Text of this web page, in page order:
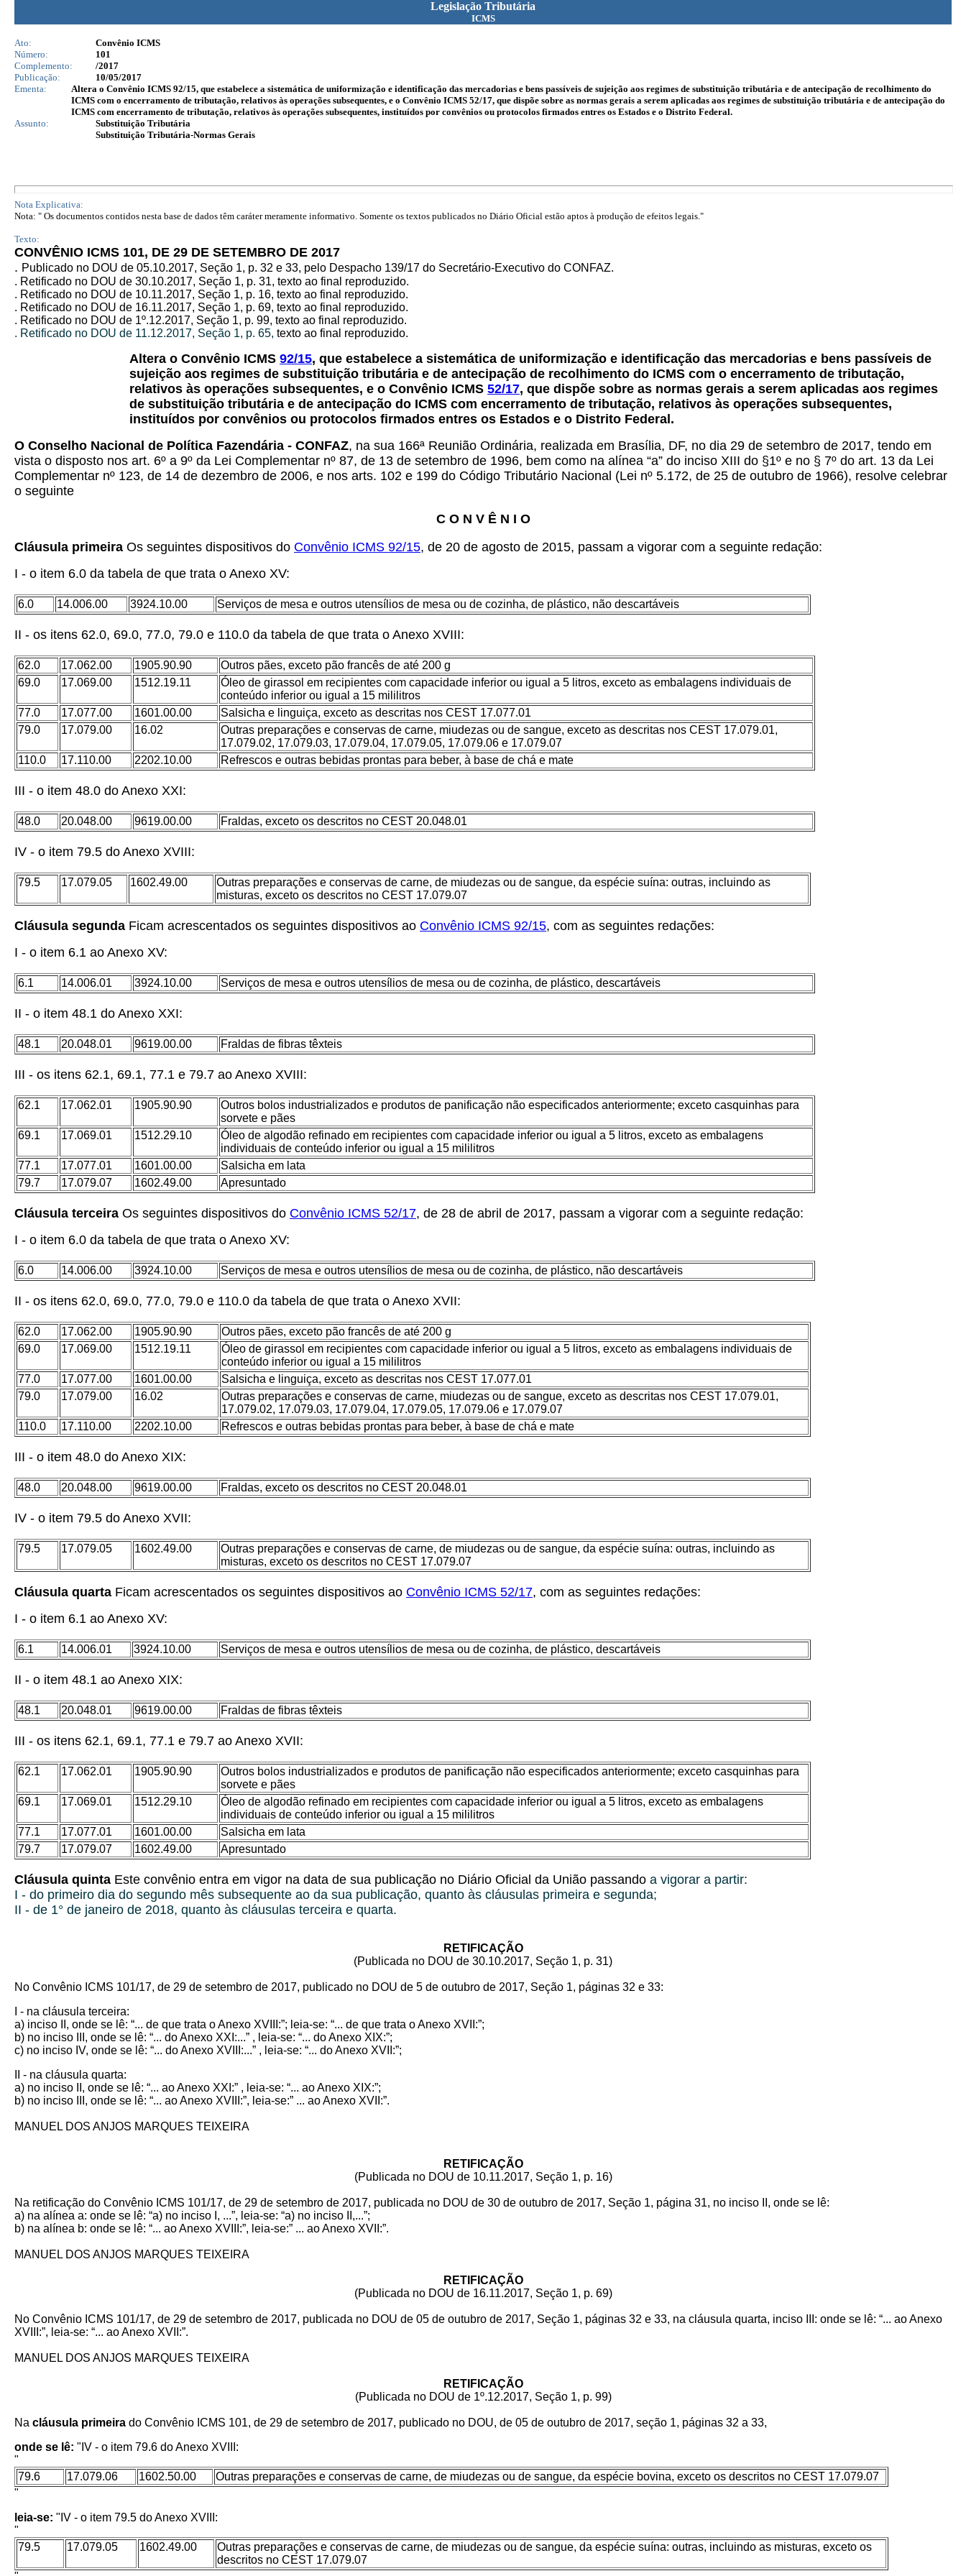
Legislação Tributária
ICMS
Ato:
Convênio ICMS
Número:
101
Complemento:
/2017
Publicação:
10/05/2017
Ementa:
Altera o Convênio ICMS 92/15, que estabelece a sistemática de uniformização e identificação das mercadorias e bens passíveis de sujeição aos regimes de substituição tributária e de antecipação de recolhimento do
ICMS com o encerramento de tributação, relativos às operações subsequentes, e o Convênio ICMS 52/17, que dispõe sobre as normas gerais a serem aplicadas aos regimes de substituição tributária e de antecipação do
ICMS com encerramento de tributação, relativos às operações subsequentes, instituídos por convênios ou protocolos firmados entres os Estados e o Distrito Federal.
Assunto:
Substituição Tributária
Substituição Tributária-Normas Gerais
Nota Explicativa:
Nota: " Os documentos contidos nesta base de dados têm caráter meramente informativo. Somente os textos publicados no Diário Oficial estão aptos à produção de efeitos legais."
Texto:
CONVÊNIO ICMS 101, DE 29 DE SETEMBRO DE 2017
. Publicado no DOU de 05.10.2017, Seção 1, p. 32 e 33, pelo Despacho 139/17 do Secretário-Executivo do CONFAZ.
. Retificado no DOU de 30.10.2017, Seção 1, p. 31, texto ao final reproduzido.
. Retificado no DOU de 10.11.2017, Seção 1, p. 16, texto ao final reproduzido.
. Retificado no DOU de 16.11.2017, Seção 1, p. 69, texto ao final reproduzido.
. Retificado no DOU de 1º.12.2017, Seção 1, p. 99, texto ao final reproduzido.
. Retificado no DOU de 11.12.2017, Seção 1, p. 65, texto ao final reproduzido.
Altera o Convênio ICMS 92/15, que estabelece a sistemática de uniformização e identificação das mercadorias e bens passíveis de
sujeição aos regimes de substituição tributária e de antecipação de recolhimento do ICMS com o encerramento de tributação,
relativos às operações subsequentes, e o Convênio ICMS 52/17, que dispõe sobre as normas gerais a serem aplicadas aos regimes
de substituição tributária e de antecipação do ICMS com encerramento de tributação, relativos às operações subsequentes,
instituídos por convênios ou protocolos firmados entres os Estados e o Distrito Federal.
O Conselho Nacional de Política Fazendária - CONFAZ, na sua 166ª Reunião Ordinária, realizada em Brasília, DF, no dia 29 de setembro de 2017, tendo em
vista o disposto nos art. 6º a 9º da Lei Complementar nº 87, de 13 de setembro de 1996, bem como na alínea “a” do inciso XIII do §1º e no § 7º do art. 13 da Lei
Complementar nº 123, de 14 de dezembro de 2006, e nos arts. 102 e 199 do Código Tributário Nacional (Lei nº 5.172, de 25 de outubro de 1966), resolve celebrar
o seguinte
C O N V Ê N I O
Cláusula primeira Os seguintes dispositivos do Convênio ICMS 92/15, de 20 de agosto de 2015, passam a vigorar com a seguinte redação:
I - o item 6.0 da tabela de que trata o Anexo XV:
6.0 14.006.00 3924.10.00 Serviços de mesa e outros utensílios de mesa ou de cozinha, de plástico, não descartáveis
II - os itens 62.0, 69.0, 77.0, 79.0 e 110.0 da tabela de que trata o Anexo XVIII:
62.0 17.062.00 1905.90.90
Outros pães, exceto pão francês de até 200 g
69.0
17.069.00 1512.19.11
Óleo de girassol em recipientes com capacidade inferior ou igual a 5 litros, exceto as embalagens individuais de
conteúdo inferior ou igual a 15 mililitros
77.0
17.077.00 1601.00.00
Salsicha e linguiça, exceto as descritas nos CEST 17.077.01
79.0
17.079.00 16.02
Outras preparações e conservas de carne, miudezas ou de sangue, exceto as descritas nos CEST 17.079.01,
17.079.02, 17.079.03, 17.079.04, 17.079.05, 17.079.06 e 17.079.07
110.0
17.110.00 2202.10.00 Refrescos e outras bebidas prontas para beber, à base de chá e mate
III - o item 48.0 do Anexo XXI:
48.0 20.048.00 9619.00.00 Fraldas, exceto os descritos no CEST 20.048.01
IV - o item 79.5 do Anexo XVIII:
79.5 17.079.05 1602.49.00
Outras preparações e conservas de carne, de miudezas ou de sangue, da espécie suína: outras, incluindo as
misturas, exceto os descritos no CEST 17.079.07
Cláusula segunda Ficam acrescentados os seguintes dispositivos ao Convênio ICMS 92/15, com as seguintes redações:
I - o item 6.1 ao Anexo XV:
6.1 14.006.01 3924.10.00 Serviços de mesa e outros utensílios de mesa ou de cozinha, de plástico, descartáveis
II - o item 48.1 do Anexo XXI:
48.1 20.048.01 9619.00.00 Fraldas de fibras têxteis
III - os itens 62.1, 69.1, 77.1 e 79.7 ao Anexo XVIII:
62.1 17.062.01 1905.90.90
Outros bolos industrializados e produtos de panificação não especificados anteriormente; exceto casquinhas para
sorvete e pães
69.1
17.069.01 1512.29.10
Óleo de algodão refinado em recipientes com capacidade inferior ou igual a 5 litros, exceto as embalagens
individuais de conteúdo inferior ou igual a 15 mililitros
77.1
17.077.01 1601.00.00
Salsicha em lata
79.7
17.079.07 1602.49.00 Apresuntado
Cláusula terceira Os seguintes dispositivos do Convênio ICMS 52/17, de 28 de abril de 2017, passam a vigorar com a seguinte redação:
I - o item 6.0 da tabela de que trata o Anexo XV:
6.0 14.006.00 3924.10.00 Serviços de mesa e outros utensílios de mesa ou de cozinha, de plástico, não descartáveis
II - os itens 62.0, 69.0, 77.0, 79.0 e 110.0 da tabela de que trata o Anexo XVII:
62.0 17.062.00 1905.90.90
Outros pães, exceto pão francês de até 200 g
69.0
17.069.00 1512.19.11
Óleo de girassol em recipientes com capacidade inferior ou igual a 5 litros, exceto as embalagens individuais de
conteúdo inferior ou igual a 15 mililitros
77.0
17.077.00 1601.00.00
Salsicha e linguiça, exceto as descritas nos CEST 17.077.01
79.0
17.079.00 16.02
Outras preparações e conservas de carne, miudezas ou de sangue, exceto as descritas nos CEST 17.079.01,
17.079.02, 17.079.03, 17.079.04, 17.079.05, 17.079.06 e 17.079.07
110.0
17.110.00 2202.10.00 Refrescos e outras bebidas prontas para beber, à base de chá e mate
III - o item 48.0 do Anexo XIX:
48.0 20.048.00 9619.00.00 Fraldas, exceto os descritos no CEST 20.048.01
IV - o item 79.5 do Anexo XVII:
79.5 17.079.05 1602.49.00
Outras preparações e conservas de carne, de miudezas ou de sangue, da espécie suína: outras, incluindo as
misturas, exceto os descritos no CEST 17.079.07
Cláusula quarta Ficam acrescentados os seguintes dispositivos ao Convênio ICMS 52/17, com as seguintes redações:
I - o item 6.1 ao Anexo XV:
6.1 14.006.01 3924.10.00 Serviços de mesa e outros utensílios de mesa ou de cozinha, de plástico, descartáveis
II - o item 48.1 ao Anexo XIX:
48.1 20.048.01 9619.00.00 Fraldas de fibras têxteis
III - os itens 62.1, 69.1, 77.1 e 79.7 ao Anexo XVII:
62.1 17.062.01 1905.90.90
Outros bolos industrializados e produtos de panificação não especificados anteriormente; exceto casquinhas para
sorvete e pães
69.1
17.069.01 1512.29.10
Óleo de algodão refinado em recipientes com capacidade inferior ou igual a 5 litros, exceto as embalagens
individuais de conteúdo inferior ou igual a 15 mililitros
77.1
17.077.01 1601.00.00
Salsicha em lata
79.7
17.079.07 1602.49.00 Apresuntado
Cláusula quinta Este convênio entra em vigor na data de sua publicação no Diário Oficial da União passando a vigorar a partir:
I - do primeiro dia do segundo mês subsequente ao da sua publicação, quanto às cláusulas primeira e segunda;
II - de 1° de janeiro de 2018, quanto às cláusulas terceira e quarta.
RETIFICAÇÃO
(Publicada no DOU de 30.10.2017, Seção 1, p. 31)
No Convênio ICMS 101/17, de 29 de setembro de 2017, publicado no DOU de 5 de outubro de 2017, Seção 1, páginas 32 e 33:
I - na cláusula terceira:
a) inciso II, onde se lê: “... de que trata o Anexo XVIII:”; leia-se: “... de que trata o Anexo XVII:”;
b) no inciso III, onde se lê: “... do Anexo XXI:...” , leia-se: “... do Anexo XIX:”;
c) no inciso IV, onde se lê: “... do Anexo XVIII:...” , leia-se: “... do Anexo XVII:”;
II - na cláusula quarta:
a) no inciso II, onde se lê: “... ao Anexo XXI:” , leia-se: “... ao Anexo XIX:”;
b) no inciso III, onde se lê: “... ao Anexo XVIII:”, leia-se:” ... ao Anexo XVII:”.
MANUEL DOS ANJOS MARQUES TEIXEIRA
RETIFICAÇÃO
(Publicada no DOU de 10.11.2017, Seção 1, p. 16)
Na retificação do Convênio ICMS 101/17, de 29 de setembro de 2017, publicada no DOU de 30 de outubro de 2017, Seção 1, página 31, no inciso II, onde se lê:
a) na alínea a: onde se lê: “a) no inciso I, ...”, leia-se: “a) no inciso II,...”;
b) na alínea b: onde se lê: “... ao Anexo XVIII:”, leia-se:” ... ao Anexo XVII:”.
MANUEL DOS ANJOS MARQUES TEIXEIRA
RETIFICAÇÃO
(Publicada no DOU de 16.11.2017, Seção 1, p. 69)
No Convênio ICMS 101/17, de 29 de setembro de 2017, publicada no DOU de 05 de outubro de 2017, Seção 1, páginas 32 e 33, na cláusula quarta, inciso III: onde se lê: “... ao Anexo
XVIII:”, leia-se: “... ao Anexo XVII:”.
MANUEL DOS ANJOS MARQUES TEIXEIRA
RETIFICAÇÃO
(Publicada no DOU de 1º.12.2017, Seção 1, p. 99)
Na cláusula primeira do Convênio ICMS 101, de 29 de setembro de 2017, publicado no DOU, de 05 de outubro de 2017, seção 1, páginas 32 a 33,
onde se lê: "IV - o item 79.6 do Anexo XVIII:
"
79.6
17.079.06 1602.50.00
Outras preparações e conservas de carne, de miudezas ou de sangue, da espécie bovina, exceto os descritos no CEST 17.079.07
"
leia-se: "IV - o item 79.5 do Anexo XVIII:
"
79.5
17.079.05 1602.49.00
Outras preparações e conservas de carne, de miudezas ou de sangue, da espécie suína: outras, incluindo as misturas, exceto os
descritos no CEST 17.079.07